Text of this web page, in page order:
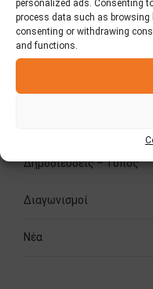
personalized ads. Consenting
process data such as browsing
consenting or withdrawing
and functions.
Δημοσιεύσεις – Τύπος
Διαγωνισμοί
Νέα